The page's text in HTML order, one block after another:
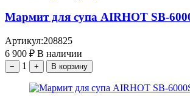
Мармит для супа AIRHOT SB-
Артикул:208825
6 900 ₽ В наличии
− 1 + В корзину